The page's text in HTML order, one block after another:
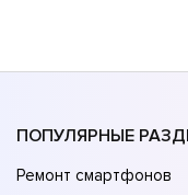
ПОПУЛЯРНЫЕ
Ремонт смартфонов